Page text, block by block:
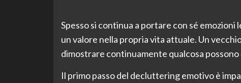
Spesso si continua a portare con sé emozioni
un valore nella propria vita attuale. Un
dimostrare continuamente qualcosa
Il primo passo del decluttering emotivo è